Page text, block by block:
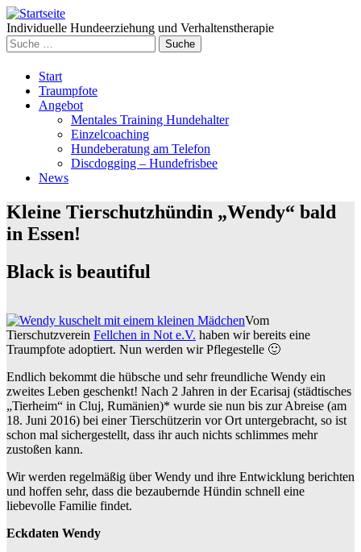
Individuelle Hundeerziehung und Verhaltenstherapie
Suche
nach:
Weiter
zum
Inhalt
Start
Traumpfote
Angebot
Mentales Training Hundehalter
Einzelcoaching
Hundeberatung am Telefon
Discdogging – Hundefrisbee
News
Kleine Tierschutzhündin „Wendy“ bald
in Essen!
Black is beautiful
Vom
Tierschutzverein Fellchen in Not e.V. haben wir bereits eine
Traumpfote adoptiert. Nun werden wir Pflegestelle 🙂
Endlich bekommt die hübsche und sehr freundliche Wendy ein
zweites Leben geschenkt! Nach 2 Jahren in der Ecarisaj (städtisches
„Tierheim“ in Cluj, Rumänien)* wurde sie nun bis zur Abreise (am
18. Juni 2016) bei einer Tierschützerin vor Ort untergebracht, so ist
schon mal sichergestellt, dass ihr auch nichts schlimmes mehr
zustoßen kann.
Wir werden regelmäßig über Wendy und ihre Entwicklung berichten
und hoffen sehr, dass die bezaubernde Hündin schnell eine
liebevolle Familie findet.
Eckdaten Wendy